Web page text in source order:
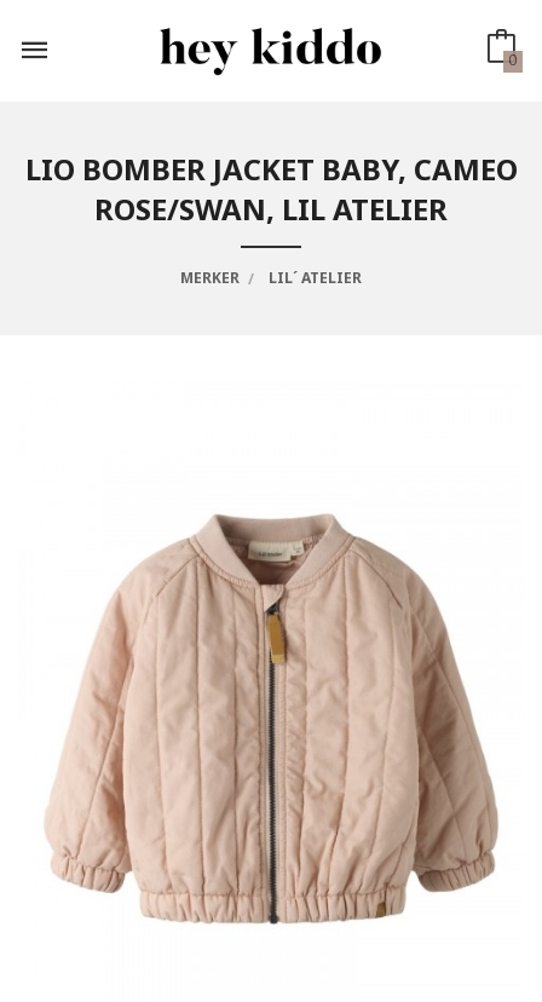
innholdet
0
LIO BOMBER JACKET BABY, CAMEO
ROSE/SWAN, LIL ATELIER
MERKER LIL´ ATELIER